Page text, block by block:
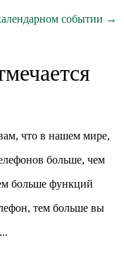
событии →
что в нашем мире,
больше, чем
больше функций
тем больше вы